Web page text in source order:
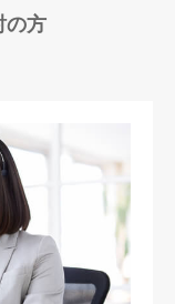
の方